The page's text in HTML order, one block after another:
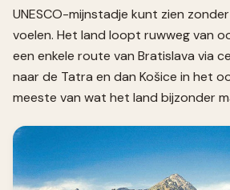
UNESCO-mijnstadje kunt zien zonder
voelen. Het land loopt ruwweg van
een enkele route van Bratislava via
naar de Tatra en dan Košice in het
meeste van wat het land bijzonder